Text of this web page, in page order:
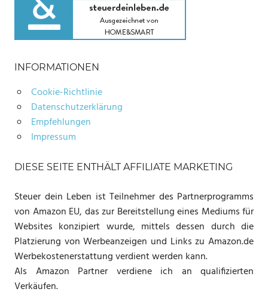
INFORMATIONEN
Cookie-Richtlinie
Datenschutzerklärung
Empfehlungen
Impressum
DIESE SEITE ENTHÄLT AFFILIATE MARKETING
Steuer dein Leben ist Teilnehmer des Partnerprogramms
von Amazon EU, das zur Bereitstellung eines Mediums für
Websites konzipiert wurde, mittels dessen durch die
Platzierung von Werbeanzeigen und Links zu Amazon.de
Werbekostenerstattung verdient werden kann.
Als Amazon Partner verdiene ich an qualifizierten
Verkäufen.